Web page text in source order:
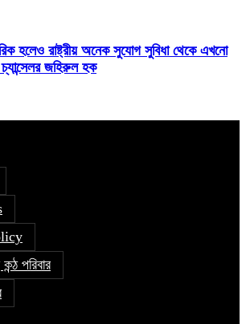
হলেও রাষ্ট্রীয় অনেক সুযোগ সুবিধা থেকে এখনো
জহিরুল হক
পরিবার